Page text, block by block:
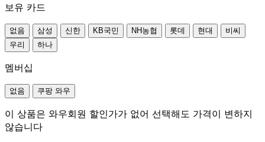
보유 카드
없음 삼성 신한 KB국민 NH농협 롯데 현대
비씨
우리
하나
멤버십
없음 쿠팡 와우
이 상품은 와우회원 할인가가 없어 선택해도 가격이 변하지
않습니다